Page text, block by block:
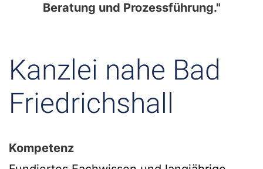
Beratung und Prozessführung."
Kanzlei nahe Bad
Friedrichshall
Kompetenz